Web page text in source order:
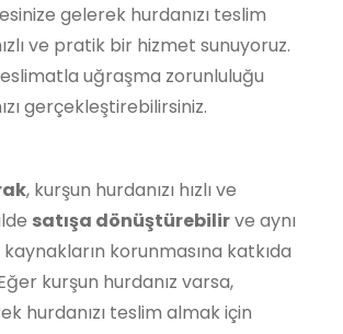
gelerek hurdanızı teslim
ve pratik bir hizmet sunuyoruz.
uğraşma zorunluluğu
gerçekleştirebilirsiniz.
, kurşun hurdanızı hızlı ve
satışa dönüştürebilirve aynı
korunmasına katkıda
kurşun hurdanız varsa,
hurdanızı teslim almak için